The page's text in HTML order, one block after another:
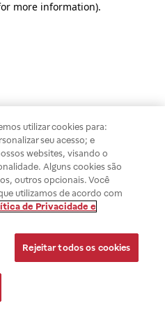
more information).
utilizar cookies para:
seu acesso; e
websites, visando o
Alguns cookies são
outros opcionais. Você
utilizamos de acordo com
de Privacidade e
Rejeitar todos os cookies